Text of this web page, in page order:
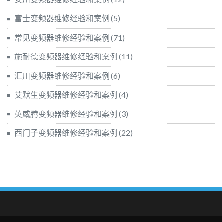
富士变频器维修经验和案例 (5)
常见变频器维修经验和案例 (71)
施耐德变频器维修经验和案例 (11)
汇川变频器维修经验和案例 (6)
艾默生变频器维修经验和案例 (4)
英威腾变频器维修经验和案例 (3)
西门子变频器维修经验和案例 (22)